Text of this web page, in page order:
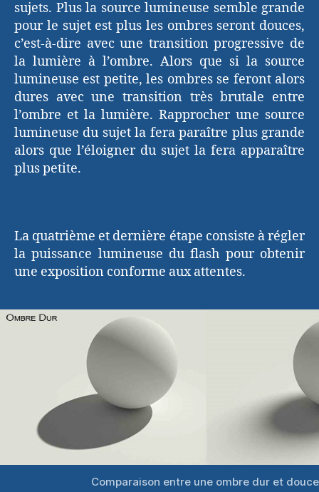
sujets. Plus la source lumineuse semble grande
pour le sujet est plus les ombres seront douces,
c’est-à-dire avec une transition progressive de
la lumière à l’ombre. Alors que si la source
lumineuse est petite, les ombres se feront alors
dures avec une transition très brutale entre
l’ombre et la lumière. Rapprocher une source
lumineuse du sujet la fera paraître plus grande
alors que l’éloigner du sujet la fera apparaître
plus petite.
La quatrième et dernière étape consiste à régler
la puissance lumineuse du flash pour obtenir
une exposition conforme aux attentes.
Comparaison entre une ombre dur et